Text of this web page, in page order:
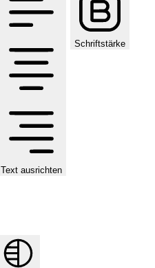
Text ausrichten
Schriftstärke